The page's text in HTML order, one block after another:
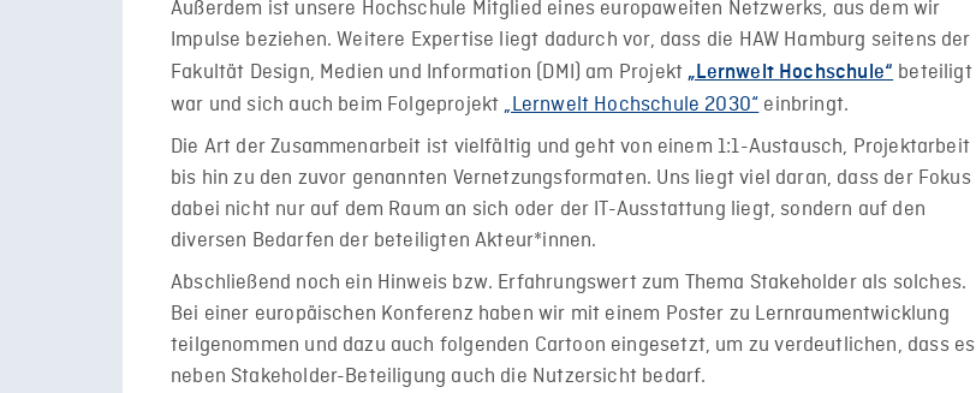
Außerdem ist unsere Hochschule Mitglied eines europaweiten Netzwerks, aus dem wir
Impulse beziehen. Weitere Expertise liegt dadurch vor, dass die HAW Hamburg seitens der
Fakultät Design, Medien und Information (DMI) am Projekt„Lernwelt Hochschule“ beteiligt
war und sich auch beim Folgeprojekt „Lernwelt Hochschule 2030“ einbringt.
Die Art der Zusammenarbeit ist vielfältig und geht von einem 1:1-Austausch, Projektarbeit
bis hin zu den zuvor genannten Vernetzungsformaten. Uns liegt viel daran, dass der Fokus
dabei nicht nur auf dem Raum an sich oder der IT-Ausstattung liegt, sondern auf den
diversen Bedarfen der beteiligten Akteur*innen.
Abschließend noch ein Hinweis bzw. Erfahrungswert zum Thema Stakeholder als solches.
Bei einer europäischen Konferenz haben wir mit einem Poster zu Lernraumentwicklung
teilgenommen und dazu auch folgenden Cartoon eingesetzt, um zu verdeutlichen, dass es
neben Stakeholder-Beteiligung auch die Nutzersicht bedarf.